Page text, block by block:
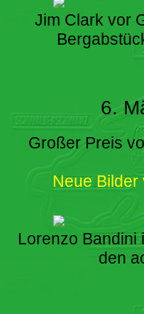
Jim Clark vor
6.
Großer Preis
Neue Bilder
Lorenzo Bandini
den